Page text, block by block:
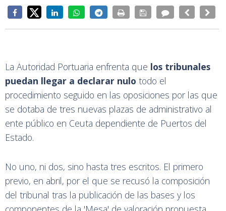
La Autoridad Portuaria enfrenta que los tribunales
puedan llegar a declarar nulo todo el
procedimiento seguido en las oposiciones por las que
se dotaba de tres nuevas plazas de administrativo al
ente público en Ceuta dependiente de Puertos del
Estado.
No uno, ni dos, sino hasta tres escritos. El primero
previo, en abril, por el que se recusó la composición
del tribunal tras la publicación de las bases y los